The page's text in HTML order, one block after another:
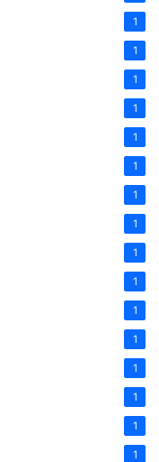
1
1
1
1
1
1
1
1
1
1
1
1
1
1
1
1